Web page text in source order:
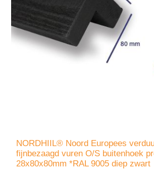
NORDHIIL® Noord Europees
fijnbezaagd vuren O/S buitenhoek
28x80x80mm *RAL 9005 diep zwart